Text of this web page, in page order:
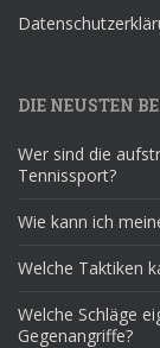
DIE NEUSTEN
Wer sind die
Tennissport?
Wie kann ich
Welche Taktiken
Welche Schläge
Gegenangriffe?